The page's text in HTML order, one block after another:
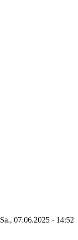
Sa., 07.06.2025 - 14:52